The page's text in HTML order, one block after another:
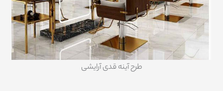
طرح آینه قدی آرایشی